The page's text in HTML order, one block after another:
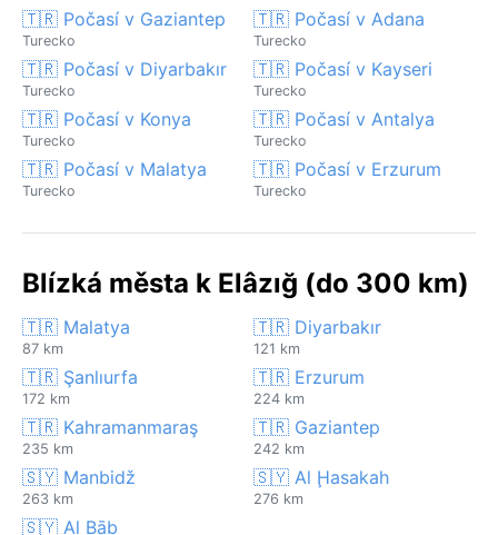
🇹🇷 Počasí v Gaziantep
Turecko
🇹🇷 Počasí v Adana
Turecko
🇹🇷 Počasí v Diyarbakır
Turecko
🇹🇷 Počasí v Kayseri
Turecko
🇹🇷 Počasí v Konya
Turecko
🇹🇷 Počasí v Antalya
Turecko
🇹🇷 Počasí v Malatya
Turecko
🇹🇷 Počasí v Erzurum
Turecko
Blízká města k Elâzığ (do 300 km)
🇹🇷 Malatya
87 km
🇹🇷 Diyarbakır
121 km
🇹🇷 Şanlıurfa
172 km
🇹🇷 Erzurum
224 km
🇹🇷 Kahramanmaraş
235 km
🇹🇷 Gaziantep
242 km
🇸🇾 Manbidž
263 km
🇸🇾 Al Ḩasakah
276 km
🇸🇾 Al Bāb